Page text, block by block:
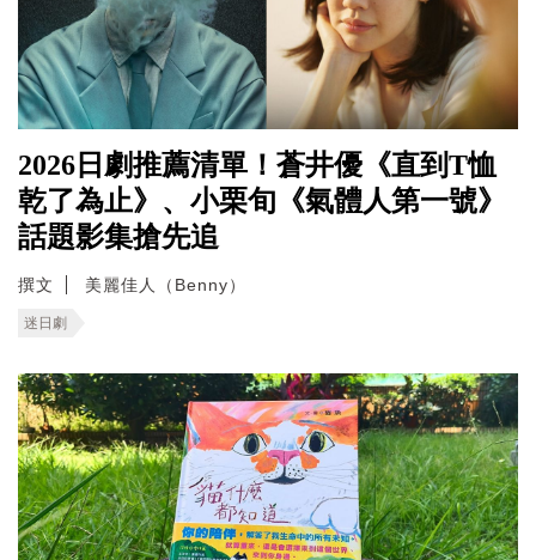
2026日劇推薦清單！蒼井優《直到T恤
乾了為止》、小栗旬《氣體人第一號》
話題影集搶先追
撰文 美麗佳人（Benny）
迷日劇